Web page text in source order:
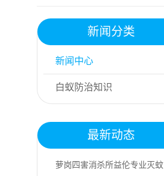
新闻分类
新闻中心
白蚁防治知识
最新动态
萝岗四害消杀所益伦专业灭蚊